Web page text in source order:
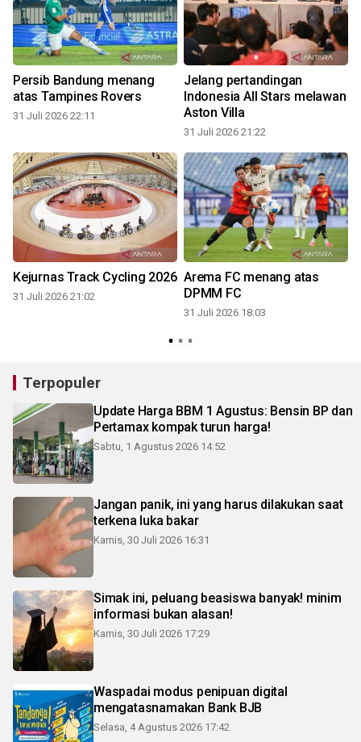
Persib Bandung menang
atas Tampines Rovers
31 Juli 2026 22:11
Jelang pertandingan
Indonesia All Stars melawan
Aston Villa
31 Juli 2026 21:22
Kejurnas Track Cycling 2026
31 Juli 2026 21:02
Arema FC menang atas
DPMM FC
31 Juli 2026 18:03
Terpopuler
Update Harga BBM 1 Agustus: Bensin BP dan
Pertamax kompak turun harga!
Sabtu, 1 Agustus 2026 14:52
Jangan panik, ini yang harus dilakukan saat
terkena luka bakar
Kamis, 30 Juli 2026 16:31
Simak ini, peluang beasiswa banyak! minim
informasi bukan alasan!
Kamis, 30 Juli 2026 17:29
Waspadai modus penipuan digital
mengatasnamakan Bank BJB
Selasa, 4 Agustus 2026 17:42